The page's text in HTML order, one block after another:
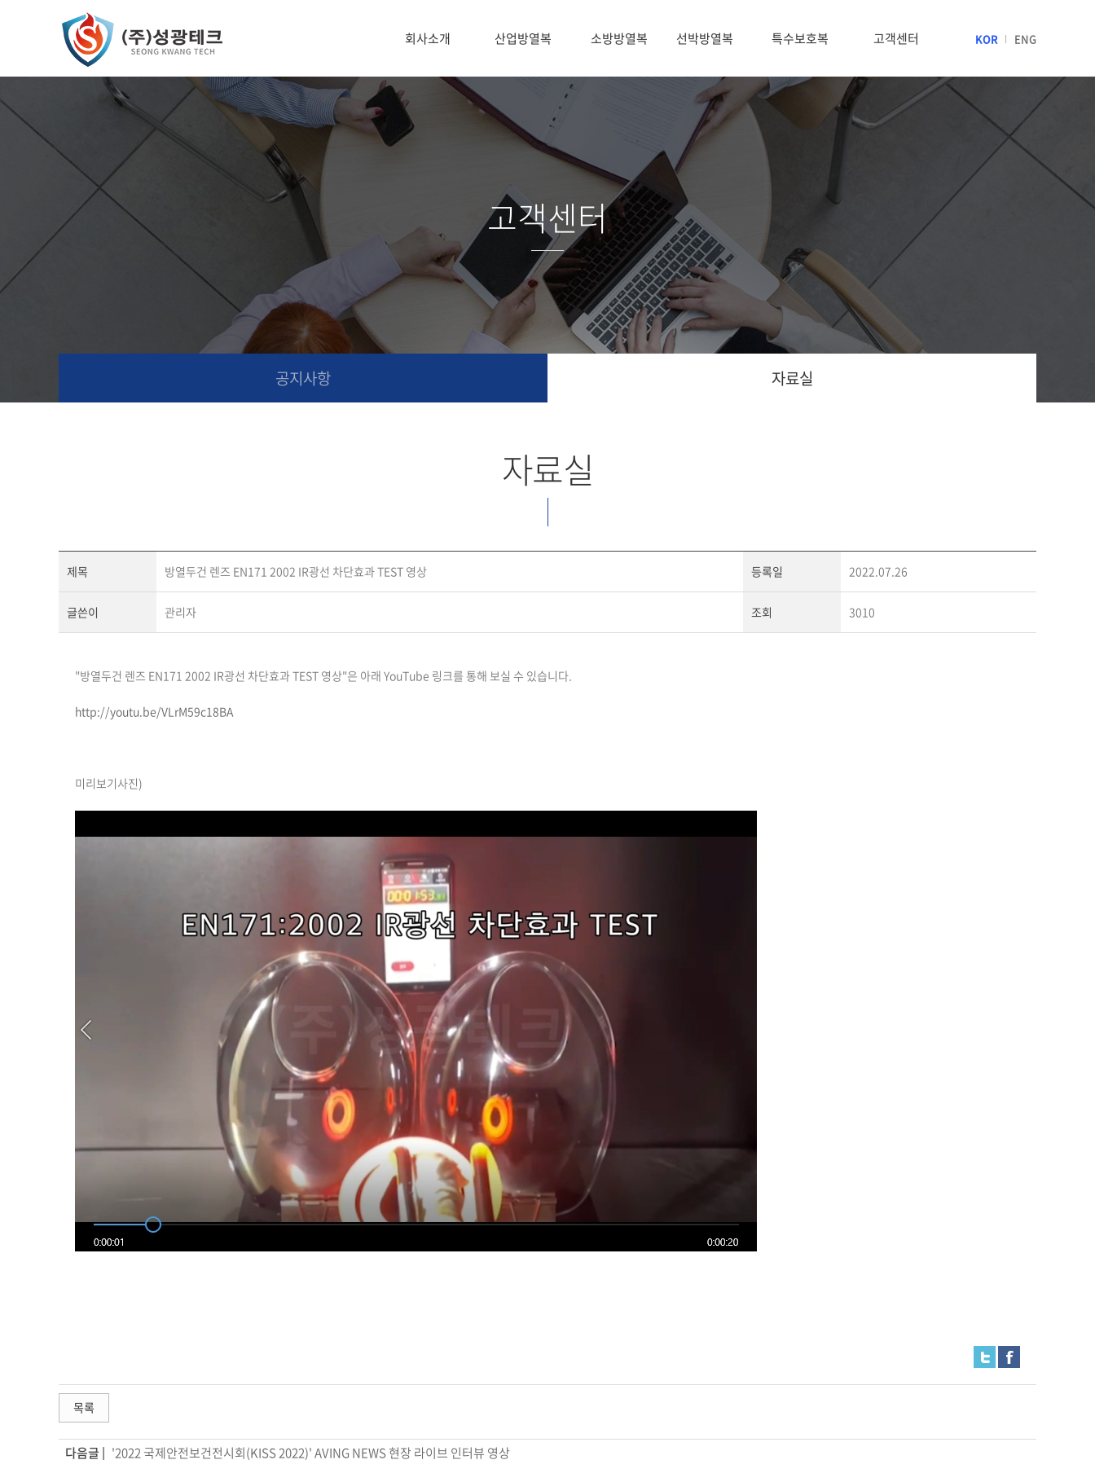
KOR ENG
회사소개 산업방열복 소방방열복 선박방열복 특수보호복 고객센터
고객센터
공지사항 자료실
자료실
제목 방열두건 렌즈 EN171 2002 IR광선 차단효과 TEST 영상 등록일 2022.07.26
글쓴이 관리자 조회 3010
"방열두건 렌즈 EN171 2002 IR광선 차단효과 TEST 영상"은 아래 YouTube 링크를 통해 보실 수 있습니다.
http://youtu.be/VLrM59c18BA
미리보기사진)
목록
다음글 | '2022 국제안전보건전시회(KISS 2022)' AVING NEWS 현장 라이브 인터뷰 영상